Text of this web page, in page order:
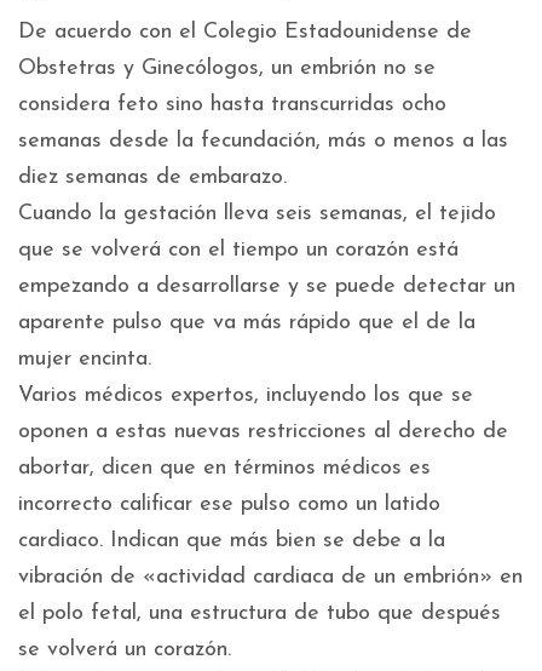
De acuerdo con el Colegio Estadounidense de
Obstetras y Ginecólogos, un embrión no se
considera feto sino hasta transcurridas ocho
semanas desde la fecundación, más o menos a las
diez semanas de embarazo.
Cuando la gestación lleva seis semanas, el tejido
que se volverá con el tiempo un corazón está
empezando a desarrollarse y se puede detectar un
aparente pulso que va más rápido que el de la
mujer encinta.
Varios médicos expertos, incluyendo los que se
oponen a estas nuevas restricciones al derecho de
abortar, dicen que en términos médicos es
incorrecto calificar ese pulso como un latido
cardiaco. Indican que más bien se debe a la
vibración de «actividad cardiaca de un embrión» en
el polo fetal, una estructura de tubo que después
se volverá un corazón.